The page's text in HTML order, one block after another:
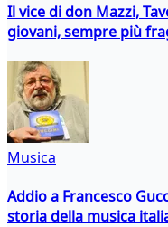
Il vice di don Mazzi,
giovani, sempre più
Musica
Addio a Francesco
storia della musica